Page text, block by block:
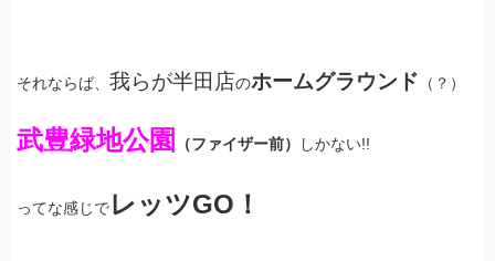
それならば、 我らが半田店のホームグラウンド （？）
武豊緑地公園 （ファイザー前） しかない!!
ってな感じでレッツGO！